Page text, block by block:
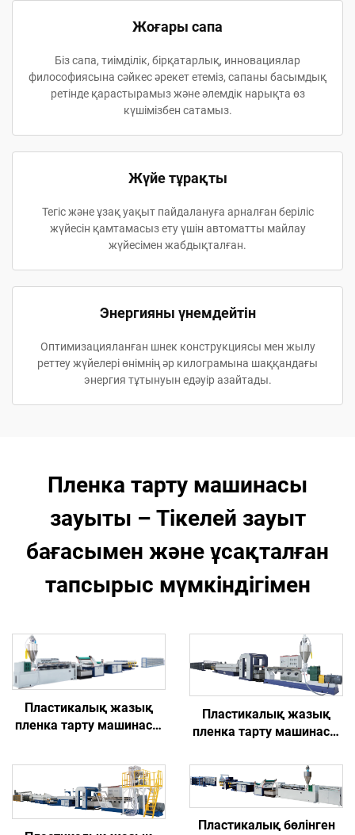
Жоғары сапа
Біз сапа, тиімділік, бірқатарлық, инновациялар
философиясына сәйкес әрекет етеміз, сапаны басымдық
ретінде қарастырамыз және әлемдік нарықта өз
күшімізбен сатамыз.
Жүйе тұрақты
Тегіс және ұзақ уақыт пайдалануға арналған беріліс
жүйесін қамтамасыз ету үшін автоматты майлау
жүйесімен жабдықталған.
Энергияны үнемдейтін
Оптимизацияланған шнек конструкциясы мен жылу
реттеу жүйелері өнімнің әр килограмына шаққандағы
энергия тұтынуын едәуір азайтады.
Пленка тарту машинасы
зауыты – Тікелей зауыт
бағасымен және ұсақталған
тапсырыс мүмкіндігімен
Пластикалық жазық
пленка тарту машинасы
Пластикалық жазық
пленка тарту машинасы
Пластикалық бөлінген